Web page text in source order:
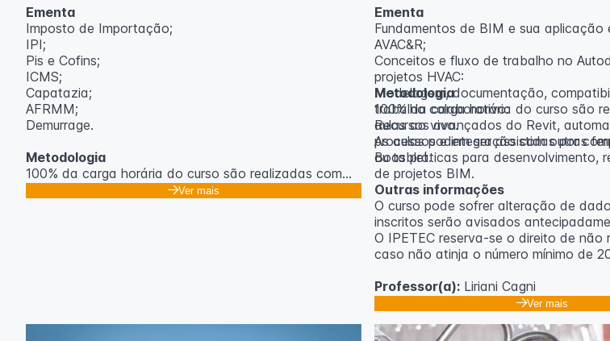
Ementa
Imposto de Importação;
IPI;
Pis e Cofins;
ICMS;
Capatazia;
AFRMM;
Demurrage.
Metodologia
100% da carga horária do curso são realizadas com
Ver mais
Ementa
Fundamentos de BIM e sua aplicação
AVAC&R;
Conceitos e fluxo de trabalho no
projetos HVAC:
Modelagem, documentação,
trabalho colaborativo:
Recursos avançados do Revit,
processos e integração com outras
Boas práticas para desenvolvimento,
de projetos BIM.
Metodologia
100% da carga horária do curso são
aulas ao vivo.
As aulas podem ser assistidas por
ou tablet.
Outras informações
O curso pode sofrer alteração de
inscritos serão avisados
O IPETEC reserva-se o direito de não
caso não atinja o número mínimo de
Professor(a):Liriani Cagni
Ver mais